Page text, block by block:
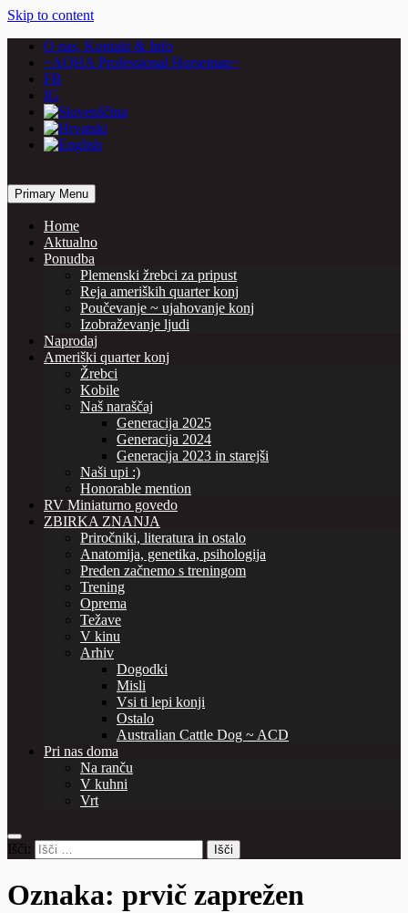
Skip to content
O nas, Kontakt & Info
~AQHA Professional Horseman~
FB
IG
Vašcer Quarter Horses
… horses are our passion
Primary Menu
Home
Aktualno
Ponudba
Plemenski žrebci za pripust
Reja ameriških quarter konj
Poučevanje ~ ujahovanje konj
Izobraževanje ljudi
Naprodaj
Ameriški quarter konj
Žrebci
Kobile
Naš naraščaj
Generacija 2025
Generacija 2024
Generacija 2023 in starejši
Naši upi :)
Honorable mention
RV Miniaturno govedo
ZBIRKA ZNANJA
Priročniki, literatura in ostalo
Anatomija, genetika, psihologija
Preden začnemo s treningom
Trening
Oprema
Težave
V kinu
Arhiv
Dogodki
Misli
Vsi ti lepi konji
Ostalo
Australian Cattle Dog ~ ACD
Pri nas doma
Na ranču
V kuhni
Vrt
Išči:
Oznaka: prvič zaprežen